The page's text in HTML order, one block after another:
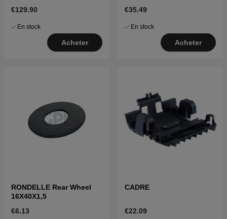
€129.90
En stock
Acheter
€35.49
En stock
Acheter
RONDELLE Rear Wheel
16X40X1,5
€6.13
CADRE
€22.09